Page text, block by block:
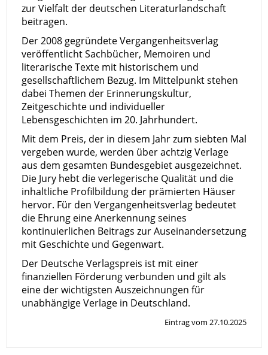
zur Vielfalt der deutschen Literaturlandschaft
beitragen.
Der 2008 gegründete Vergangenheitsverlag
veröffentlicht Sachbücher, Memoiren und
literarische Texte mit historischem und
gesellschaftlichem Bezug. Im Mittelpunkt stehen
dabei Themen der Erinnerungskultur,
Zeitgeschichte und individueller
Lebensgeschichten im 20. Jahrhundert.
Mit dem Preis, der in diesem Jahr zum siebten Mal
vergeben wurde, werden über achtzig Verlage
aus dem gesamten Bundesgebiet ausgezeichnet.
Die Jury hebt die verlegerische Qualität und die
inhaltliche Profilbildung der prämierten Häuser
hervor. Für den Vergangenheitsverlag bedeutet
die Ehrung eine Anerkennung seines
kontinuierlichen Beitrags zur Auseinandersetzung
mit Geschichte und Gegenwart.
Der Deutsche Verlagspreis ist mit einer
finanziellen Förderung verbunden und gilt als
eine der wichtigsten Auszeichnungen für
unabhängige Verlage in Deutschland.
Eintrag vom 27.10.2025